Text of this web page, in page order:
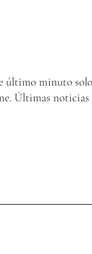
minuto solo
Últimas noticias